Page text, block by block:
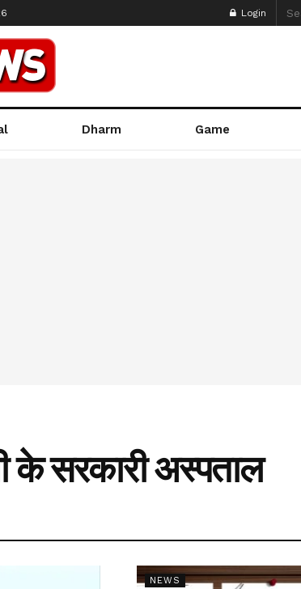
Login
Dharm Game
के सरकारी अस्पताल
NEWS